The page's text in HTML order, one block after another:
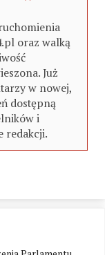
oraz walką
Już
w nowej,
dostępną
i
redakcji.